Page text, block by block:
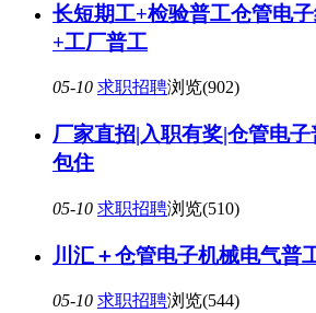
长短期工+检验普工仓管电
+工厂普工
05-10 求职招聘浏览(902)
厂家直招|入职有奖|仓管电
包住
05-10 求职招聘浏览(510)
川汇＋仓管电子机械电气普
05-10 求职招聘浏览(544)